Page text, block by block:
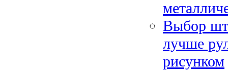
Выбор
лучше
рисунком